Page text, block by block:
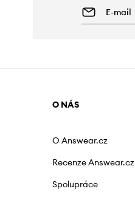
O NÁS
O Answear.cz
Recenze Answear.cz
Spolupráce